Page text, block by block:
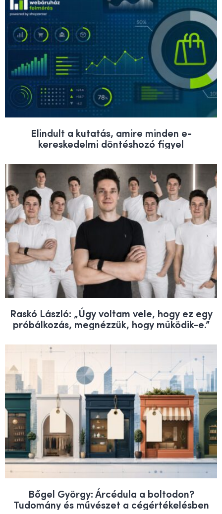
Elindult a kutatás, amire minden e-
kereskedelmi döntéshozó figyel
Raskó László: „Úgy voltam vele, hogy ez egy
próbálkozás, megnézzük, hogy működik-e.”
Bőgel György: Árcédula a boltodon?
Tudomány és művészet a cégértékelésben